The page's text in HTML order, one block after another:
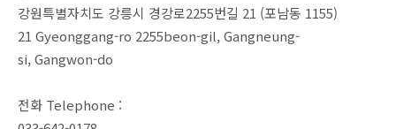
강원특별자치도 강릉시 경강로2255번길 21 (포남동 1155)
21 Gyeonggang-ro 2255beon-gil, Gangneung-
si, Gangwon-do
전화 Telephone :